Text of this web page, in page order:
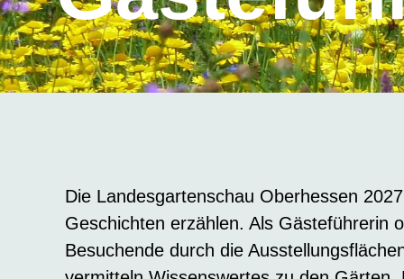
Die Landesgartenschau Oberhessen
Geschichten erzählen. Als Gästeführerin
Besuchende durch die